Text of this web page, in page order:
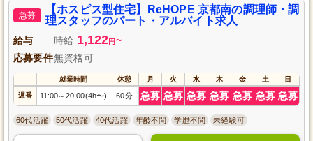
急募
【ホスピス型住宅】ReHOPE 京都南の調理師・調
理スタッフのパート・アルバイト求人
給与 時給 1,122円 ~
応募要件無資格可
就業時間 休憩 月 火 水 木 金 土 日
遅番 11:00～ 20:00(4h〜) 60分 急募 急募 急募 急募 急募 急募 急募
60代活躍 50代活躍 40代活躍 年齢不問 学歴不問 未経験可